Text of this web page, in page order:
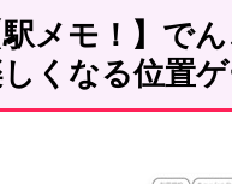
駅メモ！】で
くなる位置